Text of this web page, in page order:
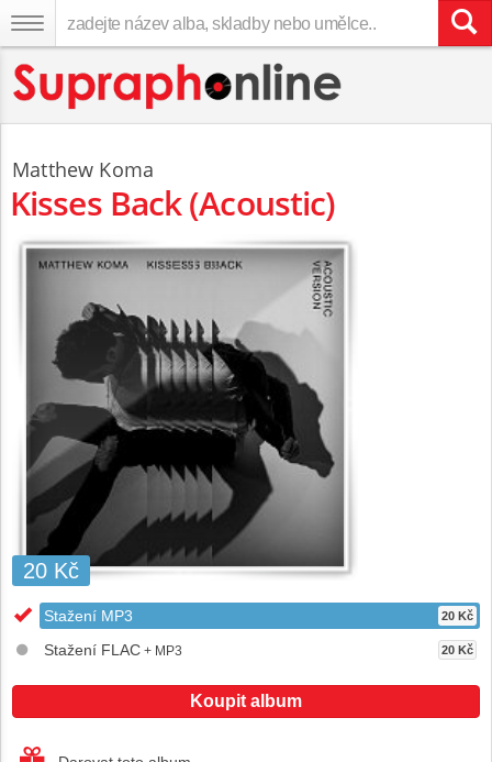
Matthew Koma
Kisses Back (Acoustic)
20 Kč
Stažení MP3 20 Kč
Stažení FLAC + MP3 20 Kč
Koupit album